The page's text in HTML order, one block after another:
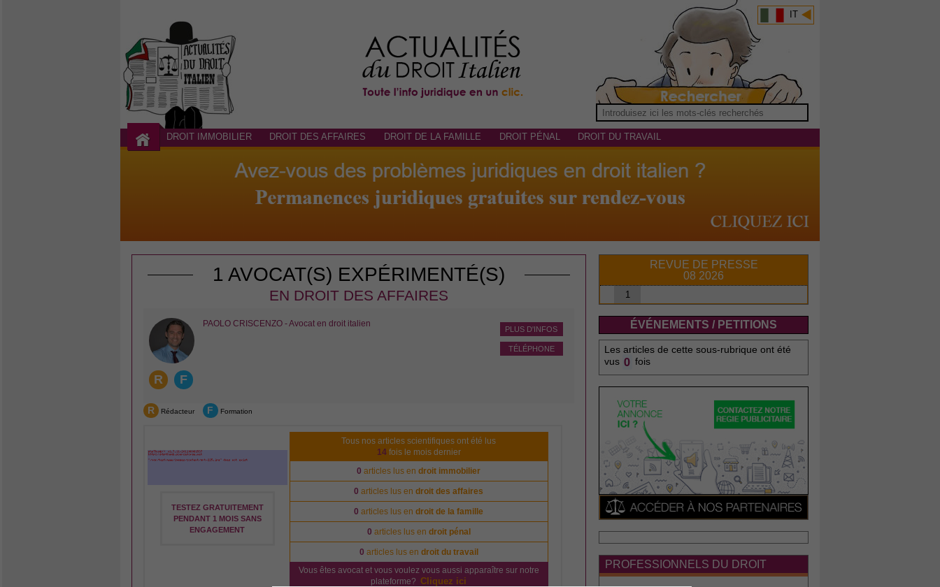
IT
DROIT IMMOBILIER DROIT DES AFFAIRES DROIT DE LA FAMILLE DROIT PÉNAL DROIT DU TRAVAIL
1 AVOCAT(S) EXPÉRIMENTÉ(S)
EN DROIT DES AFFAIRES
R F
PLUS D'INFOS
TÉLÉPHONE
PAOLO CRISCENZO - Avocat en droit italien
R Rédacteur F Formation
TESTEZ GRATUITEMENT
PENDANT 1 MOIS SANS
ENGAGEMENT
Tous nos articles scientifiques ont été lus
14fois le mois dernier
0 articles lus endroit immobilier
0 articles lus endroit des affaires
0 articles lus endroit de la famille
0 articles lus en droit pénal
0 articles lus en droit du travail
Vous êtes avocat et vous voulez vous aussi apparaître sur notre
plateforme? Cliquez ici
REVUE DE PRESSE
08 2026
1
ÉVÉNEMENTS / PETITIONS
Les articles de cette sous-rubrique ont été
vus 0 fois
PROFESSIONNELS DU DROIT